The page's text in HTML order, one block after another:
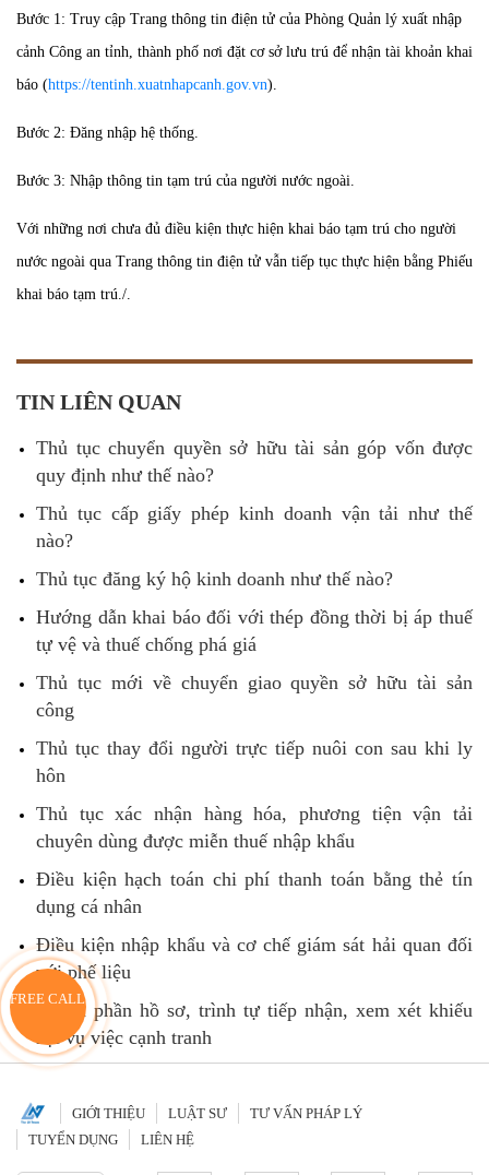
Bước 1: Truy cập Trang thông tin điện tử của Phòng Quản lý xuất nhập
cảnh Công an tỉnh, thành phố nơi đặt cơ sở lưu trú để nhận tài khoản khai
báo (https://tentinh.xuatnhapcanh.gov.vn).
Bước 2: Đăng nhập hệ thống.
Bước 3: Nhập thông tin tạm trú của người nước ngoài.
Với những nơi chưa đủ điều kiện thực hiện khai báo tạm trú cho người
nước ngoài qua Trang thông tin điện tử vẫn tiếp tục thực hiện bằng Phiếu
khai báo tạm trú./.
TIN LIÊN QUAN
Thủ tục chuyển quyền sở hữu tài sản góp vốn được
quy định như thế nào?
Thủ tục cấp giấy phép kinh doanh vận tải như thế
nào?
Thủ tục đăng ký hộ kinh doanh như thế nào?
Hướng dẫn khai báo đối với thép đồng thời bị áp thuế
tự vệ và thuế chống phá giá
Thủ tục mới về chuyển giao quyền sở hữu tài sản
công
Thủ tục thay đổi người trực tiếp nuôi con sau khi ly
hôn
Thủ tục xác nhận hàng hóa, phương tiện vận tải
chuyên dùng được miễn thuế nhập khẩu
Điều kiện hạch toán chi phí thanh toán bằng thẻ tín
dụng cá nhân
Điều kiện nhập khẩu và cơ chế giám sát hải quan đối
với phế liệu
Thành phần hồ sơ, trình tự tiếp nhận, xem xét khiếu
nại vụ việc cạnh tranh
GIỚI THIỆU LUẬT SƯ
TƯ VẤN PHÁP LÝ
TUYỂN DỤNG
LIÊN HỆ
FREE CALL